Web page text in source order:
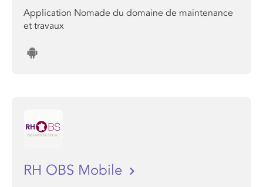
Application Nomade du domaine de maintenance
et travaux
RH OBS Mobile